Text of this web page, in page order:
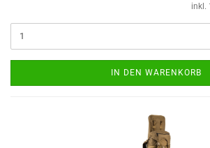
inkl.
IN DEN WARENKORB